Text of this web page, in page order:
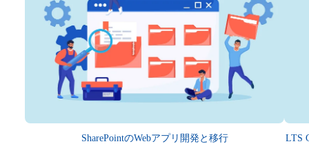
SharePointのWebアプリ開発と移行​ LTS